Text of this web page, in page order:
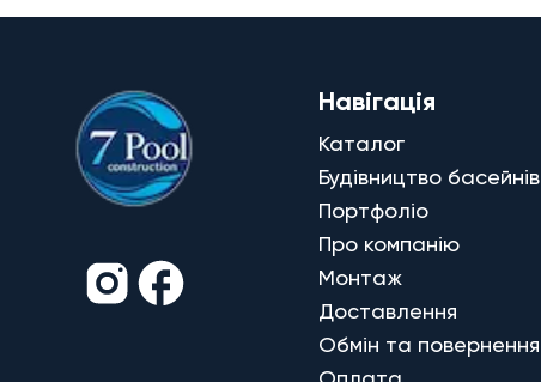
Навігація
Каталог
Будівництво басейнів
Портфоліо
Про компанію
Монтаж
Доставлення
Обмін та повернення